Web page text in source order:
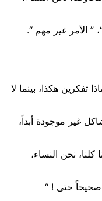
” الأمر غير مهم “.
تفكرين هكذا، بينما لا
غير موجودة أبداً،
كلنا، نحن النساء،
صحيحاً حتى ! “